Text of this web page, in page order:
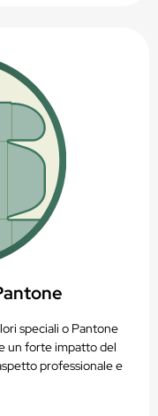
speciali o Pantone
un forte impatto del
professionale e